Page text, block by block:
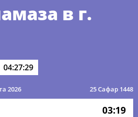
в г.
04:27:28
2026 25 Сафар 1448
03:19